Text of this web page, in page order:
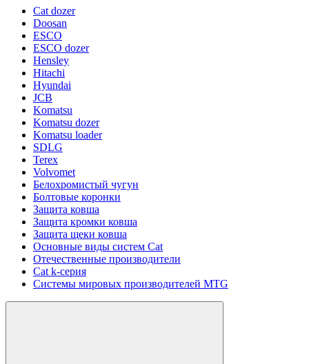
Cat dozer
Doosan
ESCO
ESCO dozer
Hensley
Hitachi
Hyundai
JCB
Komatsu
Komatsu dozer
Komatsu loader
SDLG
Terex
Volvomet
Белохромистый чугун
Болтовые коронки
Защита ковша
Защита кромки ковша
Защита щеки ковша
Основные виды систем Cat
Отечественные производители
Сat k-серия
Системы мировых производителей MTG